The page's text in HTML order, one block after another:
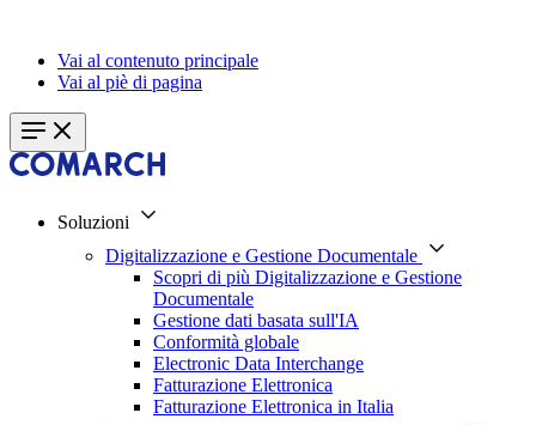
Vai al contenuto principale
Vai al piè di pagina
Soluzioni
Digitalizzazione e Gestione Documentale
Scopri di più Digitalizzazione e Gestione
Documentale
Gestione dati basata sull'IA
Conformità globale
Electronic Data Interchange
Fatturazione Elettronica
Fatturazione Elettronica in Italia